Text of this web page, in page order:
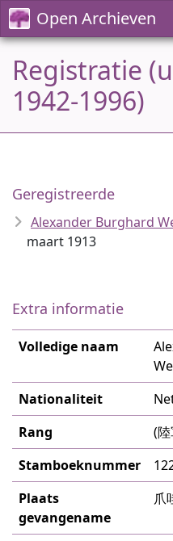
Open Archieven
Registratie
1942-1996)
Geregistreerde
Alexander Burghard
maart 1913
Extra informatie
Volledige naam
Nationaliteit
Rang
(
Stamboeknummer
Plaats
gevangename
爪